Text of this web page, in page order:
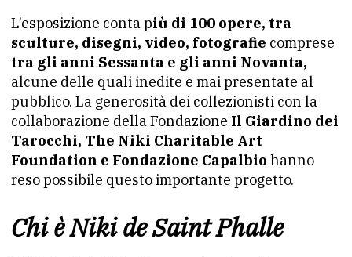
L’esposizione conta più di 100 opere, tra
sculture, disegni, video, fotografie comprese
tra gli anni Sessanta e gli anni Novanta,
alcune delle quali inedite e mai presentate al
pubblico. La generosità dei collezionisti con la
collaborazione della Fondazione Il Giardino dei
Tarocchi, The Niki Charitable Art
Foundation e Fondazione Capalbio hanno
reso possibile questo importante progetto.
Chi è Niki de Saint Phalle